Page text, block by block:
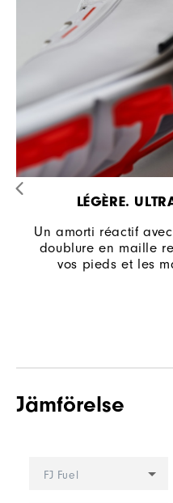
LÉGÈRE.
Un amorti réactif
doublure en maille
vos pieds et les
Jämförelse
FJ Fuel